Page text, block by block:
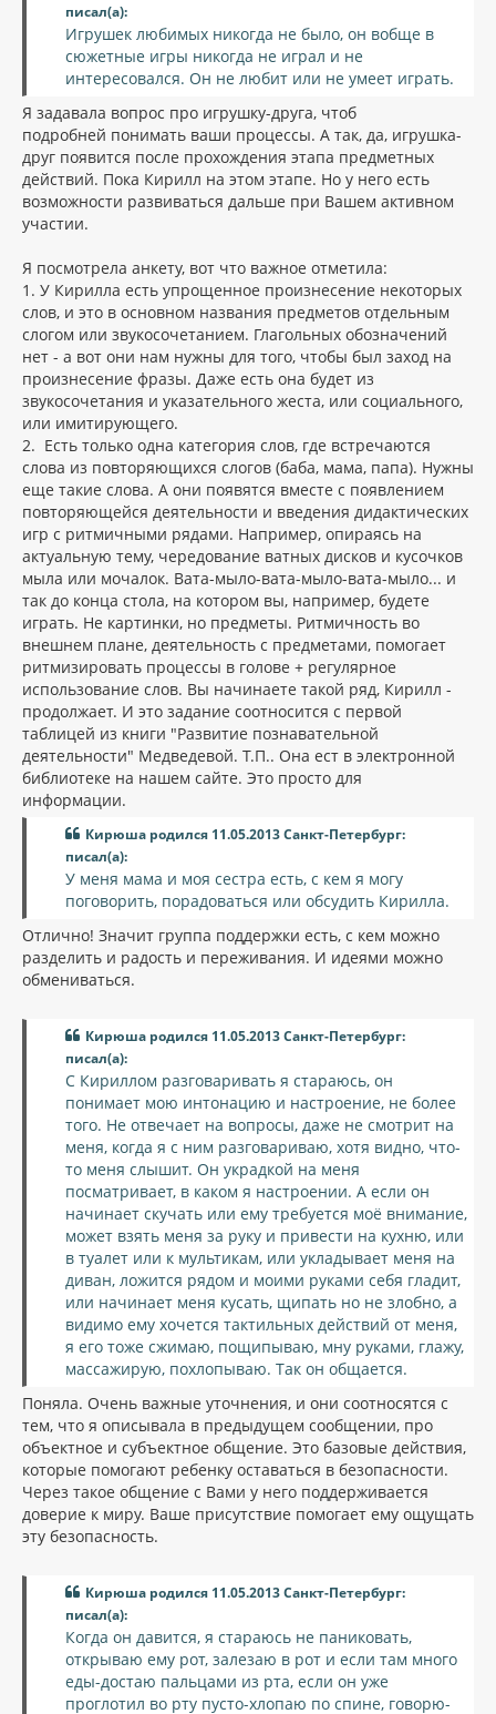
писал(а):
Игрушек любимых никогда не было, он вобще в
сюжетные игры никогда не играл и не
интересовался. Он не любит или не умеет играть.
Я задавала вопрос про игрушку-друга, чтоб
подробней понимать ваши процессы. А так, да, игрушка-
друг появится после прохождения этапа предметных
действий. Пока Кирилл на этом этапе. Но у него есть
возможности развиваться дальше при Вашем активном
участии.
Я посмотрела анкету, вот что важное отметила:
1. У Кирилла есть упрощенное произнесение некоторых
слов, и это в основном названия предметов отдельным
слогом или звукосочетанием. Глагольных обозначений
нет - а вот они нам нужны для того, чтобы был заход на
произнесение фразы. Даже есть она будет из
звукосочетания и указательного жеста, или социального,
или имитирующего.
2. Есть только одна категория слов, где встречаются
слова из повторяющихся слогов (баба, мама, папа). Нужны
еще такие слова. А они появятся вместе с появлением
повторяющейся деятельности и введения дидактических
игр с ритмичными рядами. Например, опираясь на
актуальную тему, чередование ватных дисков и кусочков
мыла или мочалок. Вата-мыло-вата-мыло-вата-мыло... и
так до конца стола, на котором вы, например, будете
играть. Не картинки, но предметы. Ритмичность во
внешнем плане, деятельность с предметами, помогает
ритмизировать процессы в голове + регулярное
использование слов. Вы начинаете такой ряд, Кирилл -
продолжает. И это задание соотносится с первой
таблицей из книги "Развитие познавательной
деятельности" Медведевой. Т.П.. Она ест в электронной
библиотеке на нашем сайте. Это просто для
информации.
Кирюша родился 11.05.2013 Санкт-Петербург:
писал(а):
У меня мама и моя сестра есть, с кем я могу
поговорить, порадоваться или обсудить Кирилла.
Отлично! Значит группа поддержки есть, с кем можно
разделить и радость и переживания. И идеями можно
обмениваться.
Кирюша родился 11.05.2013 Санкт-Петербург:
писал(а):
С Кириллом разговаривать я стараюсь, он
понимает мою интонацию и настроение, не более
того. Не отвечает на вопросы, даже не смотрит на
меня, когда я с ним разговариваю, хотя видно, что-
то меня слышит. Он украдкой на меня
посматривает, в каком я настроении. А если он
начинает скучать или ему требуется моё внимание,
может взять меня за руку и привести на кухню, или
в туалет или к мультикам, или укладывает меня на
диван, ложится рядом и моими руками себя гладит,
или начинает меня кусать, щипать но не злобно, а
видимо ему хочется тактильных действий от меня,
я его тоже сжимаю, пощипываю, мну руками, глажу,
массажирую, похлопываю. Так он общается.
Поняла. Очень важные уточнения, и они соотносятся с
тем, что я описывала в предыдущем сообщении, про
объектное и субъектное общение. Это базовые действия,
которые помогают ребенку оставаться в безопасности.
Через такое общение с Вами у него поддерживается
доверие к миру. Ваше присутствие помогает ему ощущать
эту безопасность.
Кирюша родился 11.05.2013 Санкт-Петербург:
писал(а):
Когда он давится, я стараюсь не паниковать,
открываю ему рот, залезаю в рот и если там много
еды-достаю пальцами из рта, если он уже
проглотил во рту пусто-хлопаю по спине, говорю-